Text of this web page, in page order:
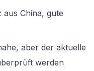
aus China, gute
aber der aktuelle
werden